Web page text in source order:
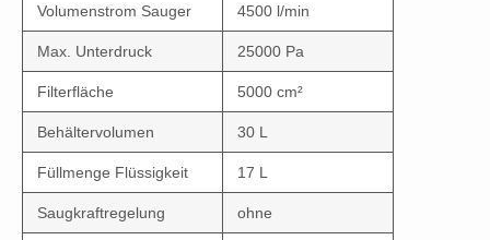
Volumenstrom Sauger 4500 l/min
Max. Unterdruck 25000 Pa
Filterfläche 5000 cm²
Behältervolumen 30 L
Füllmenge Flüssigkeit 17 L
Saugkraftregelung ohne